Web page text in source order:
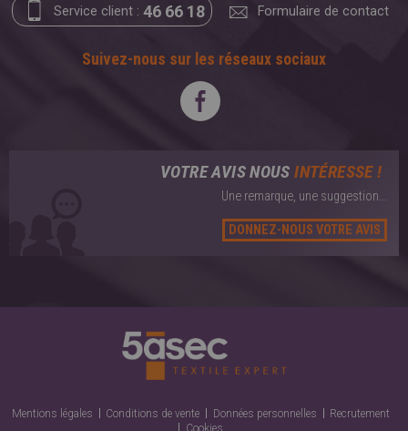
Service client : 46 66 18 Formulaire de contact
Suivez-nous sur les réseaux sociaux
VOTRE AVIS NOUSINTÉRESSE !
Une remarque, une suggestion...
DONNEZ-NOUS VOTRE AVIS
Mentions légales Conditions de vente Données personnelles
Recrutement
Cookies